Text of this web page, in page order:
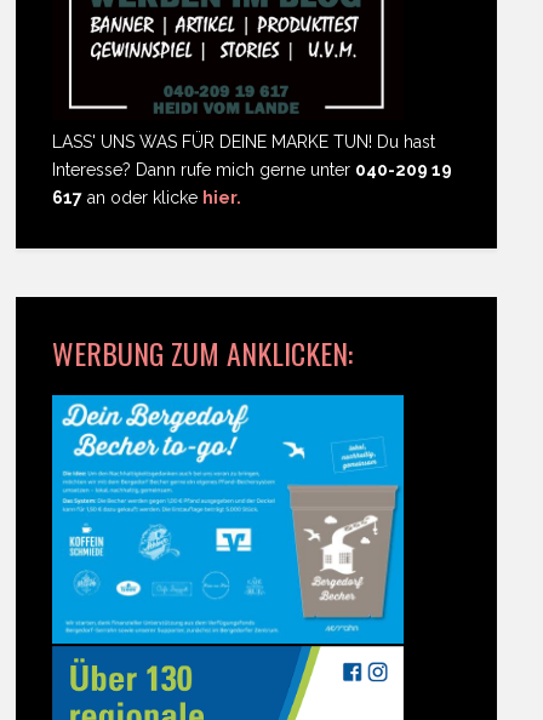
LASS' UNS WAS FÜR DEINE MARKE TUN! Du hast
Interesse? Dann rufe mich gerne unter 040-209 19
617 an oder klicke hier.
WERBUNG ZUM ANKLICKEN: